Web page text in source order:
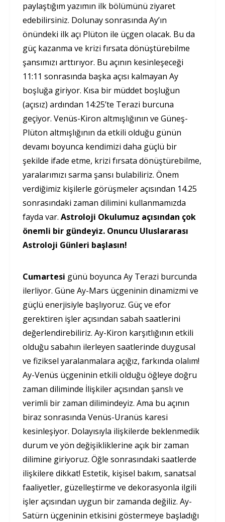
paylaştığım yazımın ilk bölümünü ziyaret
edebilirsiniz. Dolunay sonrasında Ay’ın
önündeki ilk açı Plüton ile üçgen olacak. Bu da
güç kazanma ve krizi fırsata dönüştürebilme
şansımızı arttırıyor. Bu açının kesinleşeceği
11:11 sonrasında başka açısı kalmayan Ay
boşluğa giriyor. Kısa bir müddet boşluğun
(açısız) ardından 14:25’te Terazi burcuna
geçiyor. Venüs-Kiron altmışlığının ve Güneş-
Plüton altmışlığının da etkili olduğu günün
devamı boyunca kendimizi daha güçlü bir
şekilde ifade etme, krizi fırsata dönüştürebilme,
yaralarımızı sarma şansı bulabiliriz. Önem
verdiğimiz kişilerle görüşmeler açısından 14.25
sonrasındaki zaman dilimini kullanmamızda
fayda var. Astroloji Okulumuz açısından çok
önemli bir gündeyiz. Onuncu Uluslararası
Astroloji Günleri başlasın!
Cumartesi günü boyunca Ay Terazi burcunda
ilerliyor. Güne Ay-Mars üçgeninin dinamizmi ve
güçlü enerjisiyle başlıyoruz. Güç ve efor
gerektiren işler açısından sabah saatlerini
değerlendirebiliriz. Ay-Kiron karşıtlığının etkili
olduğu sabahın ilerleyen saatlerinde duygusal
ve fiziksel yaralanmalara açığız, farkında olalım!
Ay-Venüs üçgeninin etkili olduğu öğleye doğru
zaman diliminde İlişkiler açısından şanslı ve
verimli bir zaman dilimindeyiz. Ama bu açının
biraz sonrasında Venüs-Uranüs karesi
kesinleşiyor. Dolayısıyla ilişkilerde beklenmedik
durum ve yön değişikliklerine açık bir zaman
dilimine giriyoruz. Öğle sonrasındaki saatlerde
ilişkilere dikkat! Estetik, kişisel bakım, sanatsal
faaliyetler, güzelleştirme ve dekorasyonla ilgili
işler açısından uygun bir zamanda değiliz. Ay-
Satürn üçgeninin etkisini göstermeye başladığı